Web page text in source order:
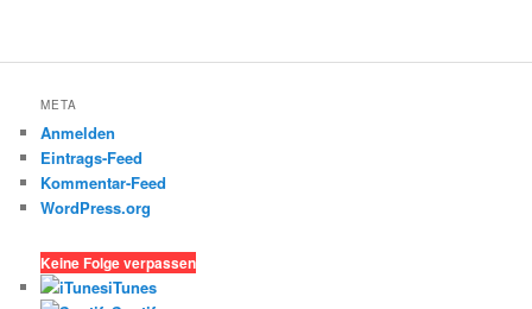
META
Anmelden
Eintrags-Feed
Kommentar-Feed
WordPress.org
Keine Folge verpassen
iTunes